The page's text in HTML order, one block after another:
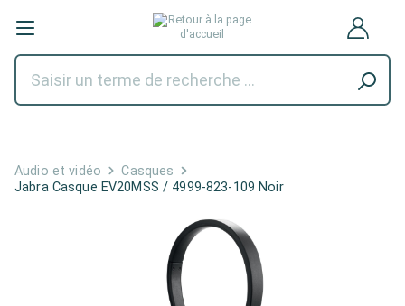
Audio et vidéo
Casques
Jabra Casque EV20MSS / 4999-823-109 Noir